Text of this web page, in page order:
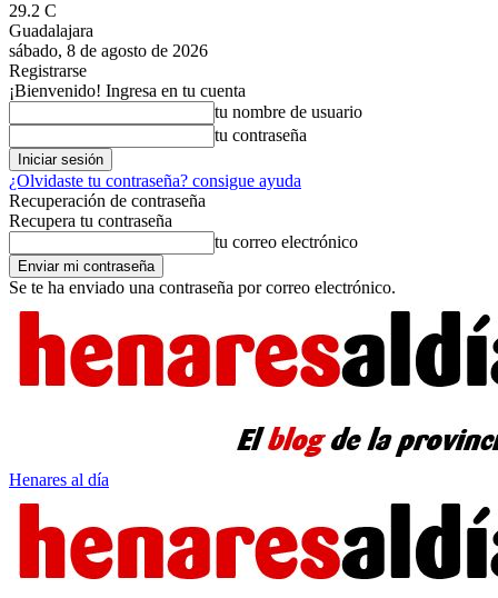
29.2 C
Guadalajara
sábado, 8 de agosto de 2026
Registrarse
¡Bienvenido! Ingresa en tu cuenta
tu nombre de usuario
tu contraseña
¿Olvidaste tu contraseña? consigue ayuda
Recuperación de contraseña
Recupera tu contraseña
tu correo electrónico
Se te ha enviado una contraseña por correo electrónico.
Henares al día